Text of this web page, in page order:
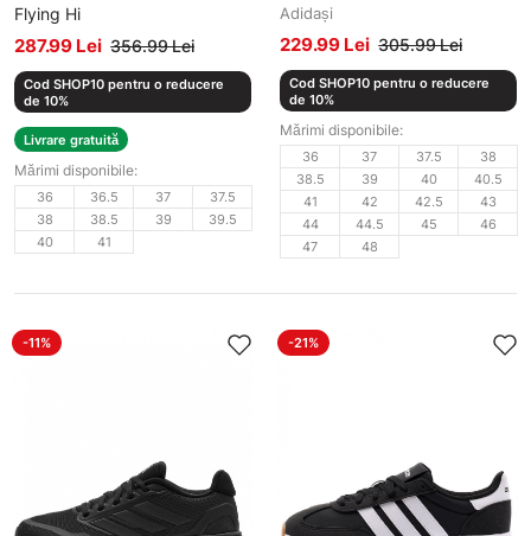
Flying Hi
Adidași damă
287.99 Lei 356.99 Lei
Cod SHOP10 pentru o reducere
de 10%
Livrare gratuită
Mărimi disponibile:
36 36.5 37
37.5
38
38.5 39
39.5
40
41
Adidași
229.99 Lei 305.99 Lei
Cod SHOP10 pentru o reducere
de 10%
Mărimi disponibile:
36 37 37.5
38
38.5
39 40
40.5
41
42 42.5
43
44
44.5 45
46
47
48
-11% -21%